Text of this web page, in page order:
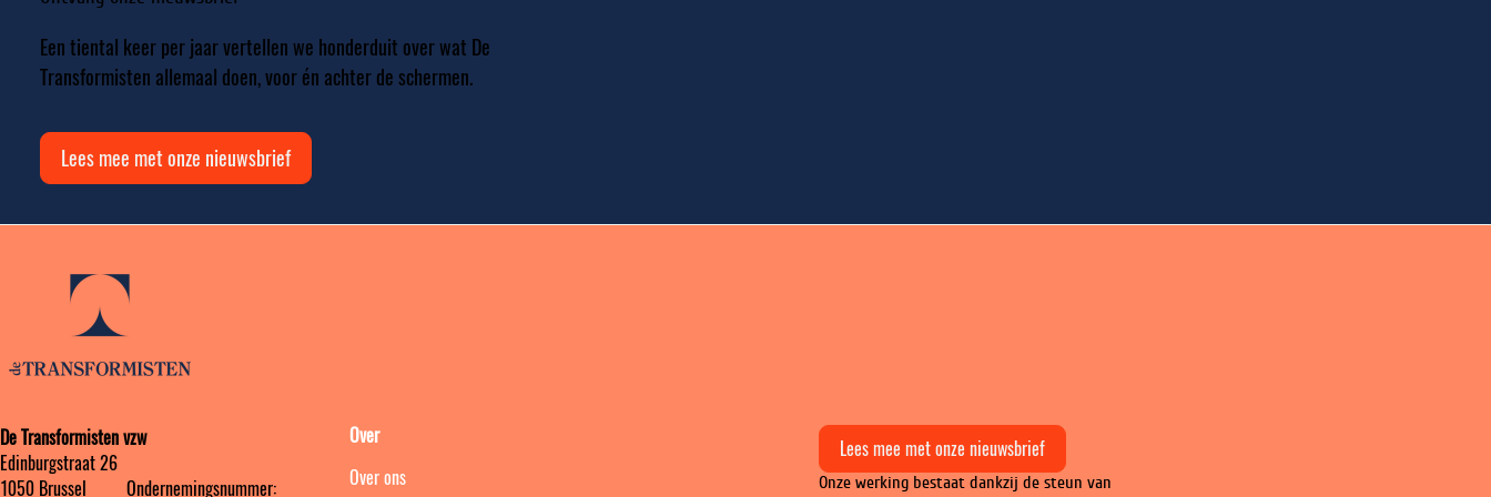
Een tiental keer per jaar vertellen we honderduit over wat De
Transformisten allemaal doen, voor én achter de schermen.
Lees mee met onze nieuwsbrief
De Transformisten vzw
Edinburgstraat 26
1050 Brussel ‎ ‎‎‎ ‎ ‎ ‎ ‎ ‎ ‎ Ondernemingsnummer:
Over
Over ons
Lees mee met onze nieuwsbrief
Onze werking bestaat dankzij de steun van